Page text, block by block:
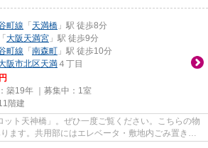
町線 「 天満橋 」駅 徒歩8分
「 大阪天満宮 」駅 徒歩9分
町線 「 南森町 」駅 徒歩10分
阪市北区天満 ４丁目
築19年 ｜募集中： 1室
階建
ット天神橋」。ぜひ一度ご覧ください。こちらの物
ます。共用部にはエレベータ・敷地内ごみ置き場
...